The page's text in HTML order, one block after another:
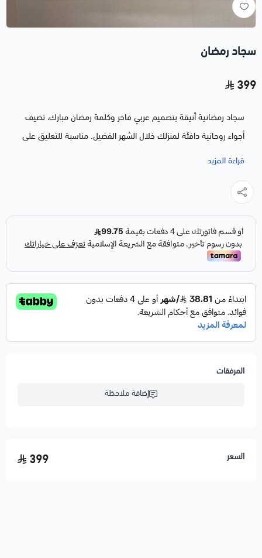
سجاد رمضان
399
سجاد رمضانية أنيقة بتصميم عربي فاخر وكلمة رمضان مبارك، تضيف
أجواء روحانية دافئة لمنزلك خلال الشهر الفضيل. مناسبة للتعليق على
الجدار أو كديكور رمضاني مميز.
مميزات السجادة:
• المقاس:50 × 80
خامة مريحة وعملية
مناسبة للمنزل أو كهدية رمضانية مميزة
اختيار مثالي لاستقبال شهر رمضان بأجواء جميلة ومرتبة
قراءة المزيد
المرفقات
إضافة ملاحظة
السعر 399